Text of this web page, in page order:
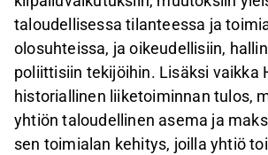
taloudellisessa tilanteessa ja
olosuhteissa, ja oikeudellisiin,
poliittisiin tekijöihin. Lisäksi vaikka
historiallinen liiketoiminnan tulos,
yhtiön taloudellinen asema ja
sen toimialan kehitys, joilla yhtiö